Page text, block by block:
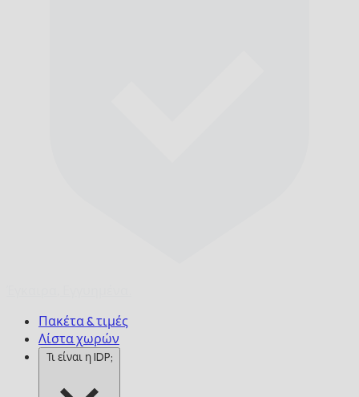
Πακέτα & τιμές
Λίστα χωρών
Τι είναι η IDP;